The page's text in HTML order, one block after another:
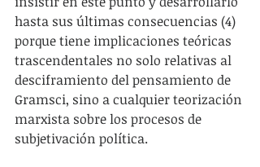
hasta sus últimas consecuencias (4)
porque tiene implicaciones teóricas
trascendentales no solo relativas al
desciframiento del pensamiento de
Gramsci, sino a cualquier teorización
marxista sobre los procesos de
subjetivación política.